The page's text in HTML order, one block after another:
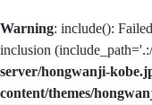
Warning: include():
inclusion
server/hongwanji-
content/themes/